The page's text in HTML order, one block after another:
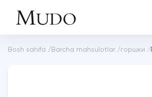
Bosh sahifa / Barcha mahsulotlar /горшки /